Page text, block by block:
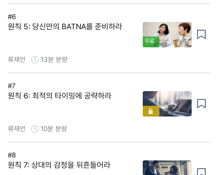
#6
원칙 5: 당신만의 BATNA를 준비하라
무료
류재언 13분 분량
#7
원칙 6: 최적의 타이밍에 공략하라
류재언 10분 분량
#8
원칙 7: 상대의 감정을 뒤흔들어라